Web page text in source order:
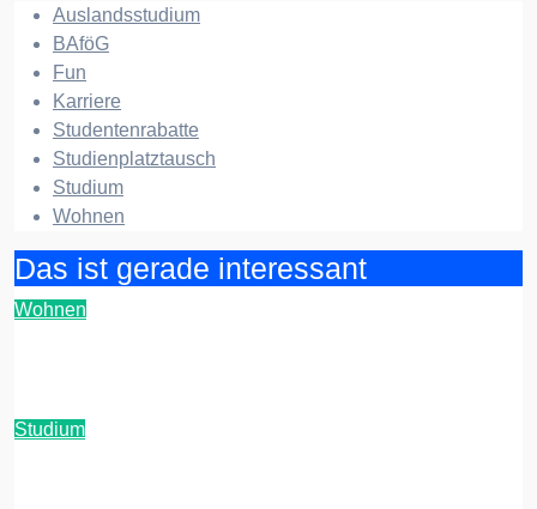
Auslandsstudium
BAföG
Fun
Karriere
Studentenrabatte
Studienplatztausch
Studium
Wohnen
Das ist gerade interessant
Wohnen
Studium